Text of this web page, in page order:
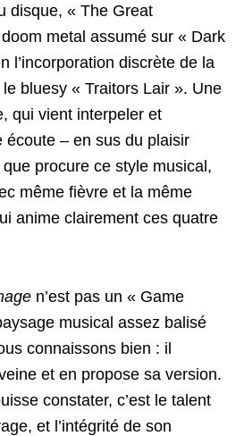
disque, « The Great
metal assumé sur « Dark
l’incorporation discrète de la
bluesy « Traitors Lair ». Une
qui vient interpeler et
écoute – en sus du plaisir
procure ce style musical,
même fièvre et la même
anime clairement ces quatre
n’est pas un « Game
musical assez balisé
connaissons bien : il
et en propose sa version.
constater, c’est le talent
et l’intégrité de son